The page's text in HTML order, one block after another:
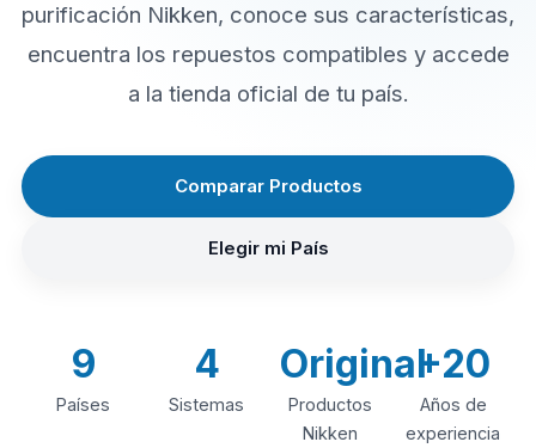
purificación Nikken, conoce sus características,
encuentra los repuestos compatibles y accede
a la tienda oficial de tu país.
Comparar Productos
Elegir mi País
9
Países
4
Sistemas
Original
Productos
Nikken
+20
Años de
experiencia